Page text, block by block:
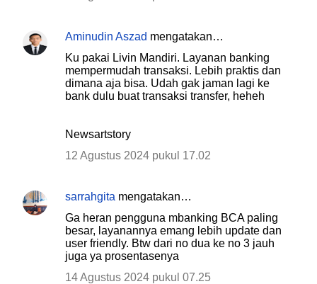
n
Aminudin Aszad mengatakan…
Ku pakai Livin Mandiri. Layanan banking
mempermudah transaksi. Lebih praktis dan
dimana aja bisa. Udah gak jaman lagi ke
bank dulu buat transaksi transfer, heheh
Newsartstory
12 Agustus 2024 pukul 17.02
sarrahgita mengatakan…
Ga heran pengguna mbanking BCA paling
besar, layanannya emang lebih update dan
user friendly. Btw dari no dua ke no 3 jauh
juga ya prosentasenya
14 Agustus 2024 pukul 07.25